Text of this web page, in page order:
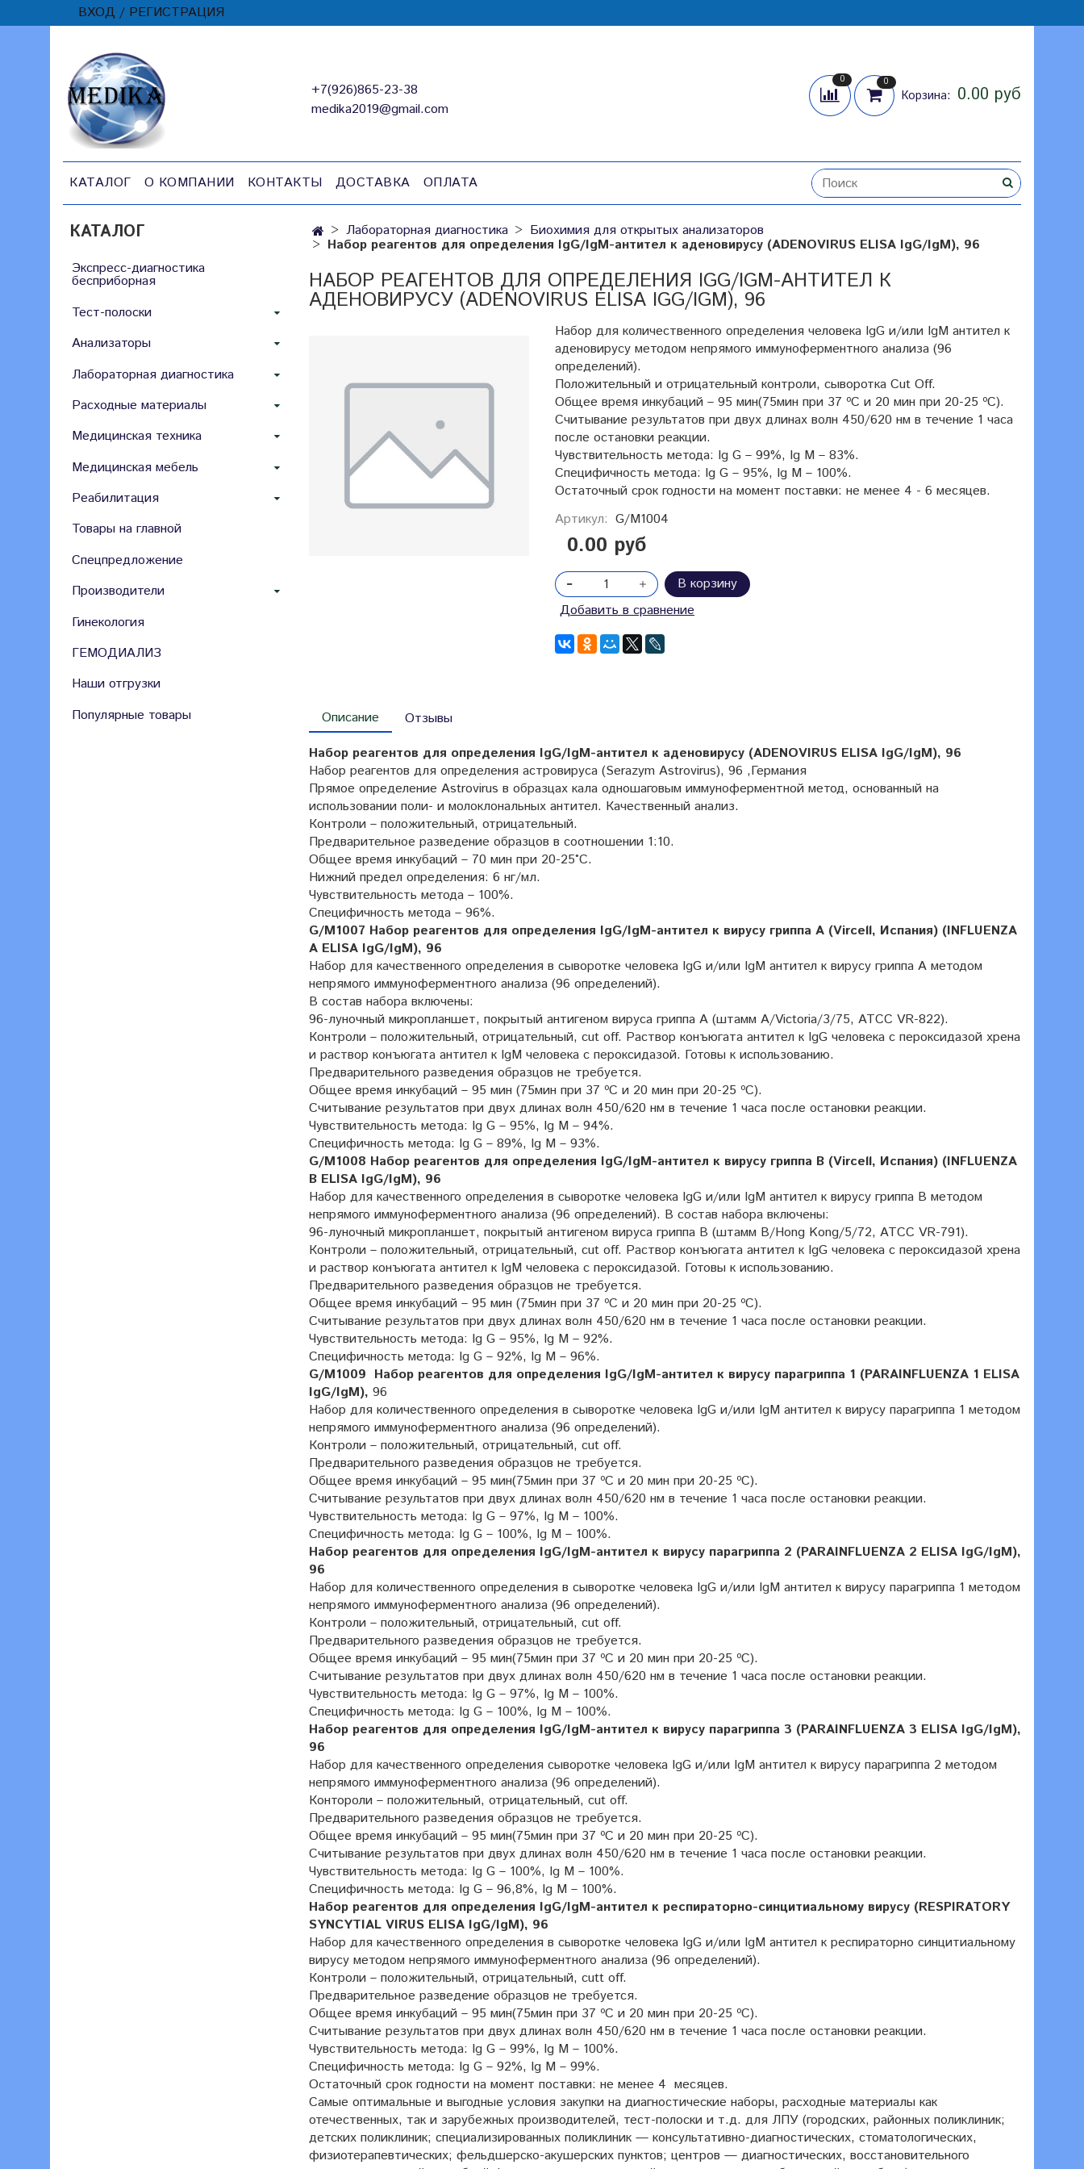
ВХОД / РЕГИСТРАЦИЯ
+7(926)865-23-38
medika2019@gmail.com
0 0
Корзина: 0.00 руб
КАТАЛОГ О КОМПАНИИ КОНТАКТЫ ДОСТАВКА ОПЛАТА
Лабораторная диагностика Биохимия для открытых анализаторов
Набор реагентов для определения IgG/IgM-антител к аденовирусу (ADENOVIRUS ELISA IgG/IgM), 96
НАБОР РЕАГЕНТОВ ДЛЯ ОПРЕДЕЛЕНИЯ IGG/IGM-АНТИТЕЛ К
АДЕНОВИРУСУ (ADENOVIRUS ELISA IGG/IGM), 96
Набор для количественного определения человека IgG и/или IgM антител к
аденовирусу методом непрямого иммуноферментного анализа (96
определений).
Положительный и отрицательный контроли, сыворотка Cut Off.
Общее время инкубаций – 95 мин(75мин при 37 ºC и 20 мин при 20-25 ºC).
Считывание результатов при двух длинах волн 450/620 нм в течение 1 часа
после остановки реакции.
Чувствительность метода: Ig G – 99%, Ig M – 83%.
Специфичность метода: Ig G – 95%, Ig M – 100%.
Остаточный срок годности на момент поставки: не менее 4 - 6 месяцев.
Артикул: G/M1004
0.00 руб
В корзину
Добавить в сравнение
Описание
Набор реагентов для определения IgG/IgM-антител к аденовирусу (ADENOVIRUS ELISA IgG/IgM), 96
Набор реагентов для определения астровируса (Serazym Astrovirus), 96 ,Германия
Прямое определение Astrovirus в образцах кала одношаговым иммуноферментной метод, основанный на
использовании поли- и молоклональных антител. Качественный анализ.
Контроли – положительный, отрицательный.
Предварительное разведение образцов в соотношении 1:10.
Общее время инкубаций – 70 мин при 20-25°C.
Нижний предел определения: 6 нг/мл.
Чувствительность метода – 100%.
Специфичность метода – 96%.
G/M1007 Набор реагентов для определения IgG/IgM-антител к вирусу гриппа А (Vircell, Испания) (INFLUENZA
A ELISA IgG/IgM), 96
Набор для качественного определения в сыворотке человека IgG и/или IgM антител к вирусу гриппа A методом
непрямого иммуноферментного анализа (96 определений).
В состав набора включены:
96-луночный микропланшет, покрытый антигеном вируса гриппа A (штамм A/Victoria/3/75, ATCC VR-822).
Контроли – положительный, отрицательный, cut off. Раствор конъюгата антител к IgG человека с пероксидазой хрена
и раствор конъюгата антител к IgM человека с пероксидазой. Готовы к использованию.
Предварительного разведения образцов не требуется.
Общее время инкубаций – 95 мин (75мин при 37 ºC и 20 мин при 20-25 ºC).
Считывание результатов при двух длинах волн 450/620 нм в течение 1 часа после остановки реакции.
Чувствительность метода: Ig G – 95%, Ig M – 94%.
Специфичность метода: Ig G – 89%, Ig M – 93%.
G/M1008 Набор реагентов для определения IgG/IgM-антител к вирусу гриппа B (Vircell, Испания) (INFLUENZA
B ELISA IgG/IgM), 96
Набор для качественного определения в сыворотке человека IgG и/или IgM антител к вирусу гриппа B методом
непрямого иммуноферментного анализа (96 определений). В состав набора включены:
96-луночный микропланшет, покрытый антигеном вируса гриппа B (штамм B/Hong Kong/5/72, ATCC VR-791).
Контроли – положительный, отрицательный, cut off. Раствор конъюгата антител к IgG человека с пероксидазой хрена
и раствор конъюгата антител к IgM человека с пероксидазой. Готовы к использованию.
Предварительного разведения образцов не требуется.
Общее время инкубаций – 95 мин (75мин при 37 ºC и 20 мин при 20-25 ºC).
Считывание результатов при двух длинах волн 450/620 нм в течение 1 часа после остановки реакции.
Чувствительность метода: Ig G – 95%, Ig M – 92%.
Специфичность метода: Ig G – 92%, Ig M – 96%.
G/M1009 Набор реагентов для определения IgG/IgM-антител к вирусу парагриппа 1 (PARAINFLUENZA 1 ELISA
IgG/IgM), 96
Набор для количественного определения в сыворотке человека IgG и/или IgM антител к вирусу парагриппа 1 методом
непрямого иммуноферментного анализа (96 определений).
Контроли – положительный, отрицательный, cut off.
Предварительного разведения образцов не требуется.
Общее время инкубаций – 95 мин(75мин при 37 ºC и 20 мин при 20-25 ºC).
Считывание результатов при двух длинах волн 450/620 нм в течение 1 часа после остановки реакции.
Чувствительность метода: Ig G – 97%, Ig M – 100%.
Специфичность метода: Ig G – 100%, Ig M – 100%.
Набор реагентов для определения IgG/IgM-антител к вирусу парагриппа 2 (PARAINFLUENZA 2 ELISA IgG/IgM),
96
Набор для количественного определения в сыворотке человека IgG и/или IgM антител к вирусу парагриппа 1 методом
непрямого иммуноферментного анализа (96 определений).
Контроли – положительный, отрицательный, cut off.
Предварительного разведения образцов не требуется.
Общее время инкубаций – 95 мин(75мин при 37 ºC и 20 мин при 20-25 ºC).
Считывание результатов при двух длинах волн 450/620 нм в течение 1 часа после остановки реакции.
Чувствительность метода: Ig G – 97%, Ig M – 100%.
Специфичность метода: Ig G – 100%, Ig M – 100%.
Набор реагентов для определения IgG/IgM-антител к вирусу парагриппа 3 (PARAINFLUENZA 3 ELISA IgG/IgM),
96
Набор для качественного определения сыворотке человека IgG и/или IgM антител к вирусу парагриппа 2 методом
непрямого иммуноферментного анализа (96 определений).
Контороли – положительный, отрицательный, cut off.
Предварительного разведения образцов не требуется.
Общее время инкубаций – 95 мин(75мин при 37 ºC и 20 мин при 20-25 ºC).
Считывание результатов при двух длинах волн 450/620 нм в течение 1 часа после остановки реакции.
Чувствительность метода: Ig G – 100%, Ig M – 100%.
Специфичность метода: Ig G – 96,8%, Ig M – 100%.
Набор реагентов для определения IgG/IgM-антител к респираторно-синцитиальному вирусу (RESPIRATORY
SYNCYTIAL VIRUS ELISA IgG/IgM), 96
Набор для качественного определения в сыворотке человека IgG и/или IgM антител к респираторно синцитиальному
вирусу методом непрямого иммуноферментного анализа (96 определений).
Контроли – положительный, отрицательный, cutt off.
Предварительное разведение образцов не требуется.
Общее время инкубаций – 95 мин(75мин при 37 ºC и 20 мин при 20-25 ºC).
Считывание результатов при двух длинах волн 450/620 нм в течение 1 часа после остановки реакции.
Чувствительность метода: Ig G – 99%, Ig M – 100%.
Специфичность метода: Ig G – 92%, Ig M – 99%.
Остаточный срок годности на момент поставки: не менее 4 месяцев.
Самые оптимальные и выгодные условия закупки на диагностические наборы, расходные материалы как
отечественных, так и зарубежных производителей, тест-полоски и т.д. для ЛПУ (городских, районных поликлиник;
детских поликлиник; специализированных поликлиник — консультативно-диагностических, стоматологических,
физиотерапевтических; фельдшерско-акушерских пунктов; центров — диагностических, восстановительного
Отзывы
КАТАЛОГ
Экспресс-диагностика
бесприборная
Тест-полоски
Анализаторы
Лабораторная диагностика
Расходные материалы
Медицинская техника
Медицинская мебель
Реабилитация
Товары на главной
Спецпредложение
Производители
Гинекология
ГЕМОДИАЛИЗ
Наши отгрузки
Популярные товары